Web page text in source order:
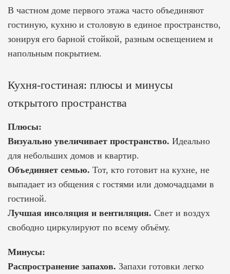
В частном доме первого этажа часто объединяют
гостиную, кухню и столовую в единое пространство,
зонируя его барной стойкой, разным освещением и
напольным покрытием.
Кухня-гостиная: плюсы и минусы
открытого пространства
Плюсы:
Визуально увеличивает пространство. Идеально
для небольших домов и квартир.
Объединяет семью. Тот, кто готовит на кухне, не
выпадает из общения с гостями или домочадцами в
гостиной.
Лучшая инсоляция и вентиляция. Свет и воздух
свободно циркулируют по всему объёму.
Минусы:
Распространение запахов. Запахи готовки легко